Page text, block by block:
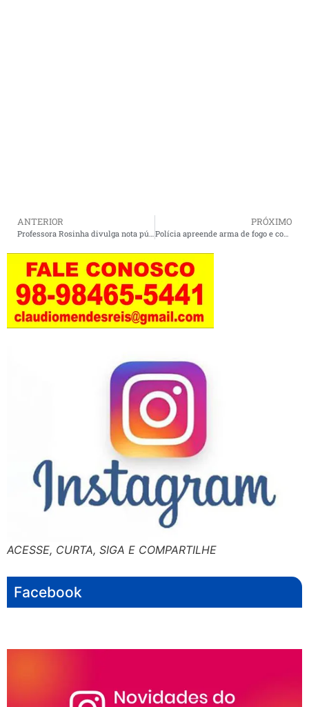
ANTERIOR
Professora Rosinha divulga nota pública de esclarecimento a população de Cururupu.
PRÓXIMO
Polícia apreende arma de fogo e contrabando em Cururupu.
ACESSE, CURTA, SIGA E COMPARTILHE
Facebook